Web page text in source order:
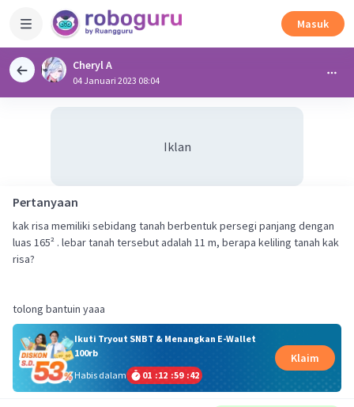
Masuk
Cheryl A
04 Januari 2023 08:04
Iklan
Pertanyaan
kak risa memiliki sebidang tanah berbentuk persegi panjang dengan
luas 165² . lebar tanah tersebut adalah 11 m, berapa keliling tanah kak
risa?
tolong bantuin yaaa
Ikuti Tryout SNBT & Menangkan E-Wallet
100rb
Habis dalam
01 :12 :59 :42
Klaim